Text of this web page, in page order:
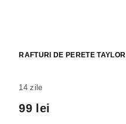
RAFTURI DE PERETE
14 zile
99 lei